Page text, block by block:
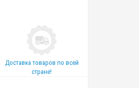
Доставка товаров по всей
стране!